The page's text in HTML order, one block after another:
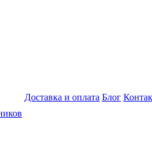
Доставка и оплата Блог